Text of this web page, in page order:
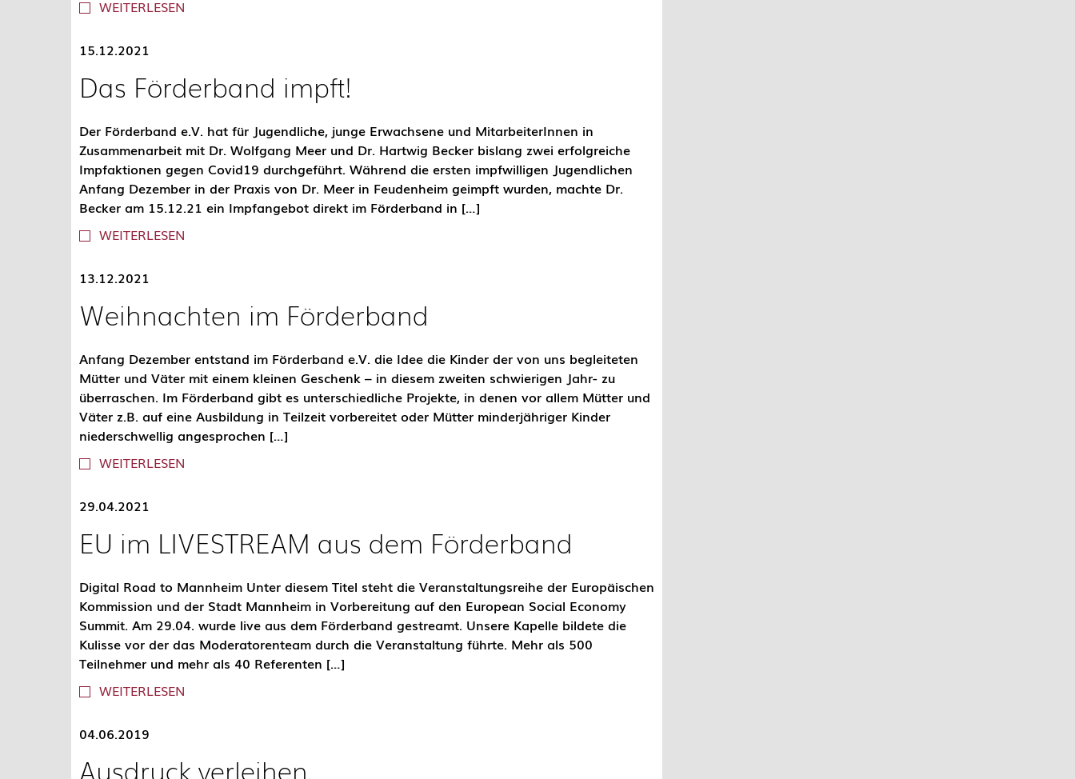
WEITERLESEN
15.12.2021
Das Förderband impft!
Der Förderband e.V. hat für Jugendliche, junge Erwachsene und MitarbeiterInnen in
Zusammenarbeit mit Dr. Wolfgang Meer und Dr. Hartwig Becker bislang zwei erfolgreiche
Impfaktionen gegen Covid19 durchgeführt. Während die ersten impfwilligen Jugendlichen
Anfang Dezember in der Praxis von Dr. Meer in Feudenheim geimpft wurden, machte Dr.
Becker am 15.12.21 ein Impfangebot direkt im Förderband in […]
WEITERLESEN
13.12.2021
Weihnachten im Förderband
Anfang Dezember entstand im Förderband e.V. die Idee die Kinder der von uns begleiteten
Mütter und Väter mit einem kleinen Geschenk – in diesem zweiten schwierigen Jahr- zu
überraschen. Im Förderband gibt es unterschiedliche Projekte, in denen vor allem Mütter und
Väter z.B. auf eine Ausbildung in Teilzeit vorbereitet oder Mütter minderjähriger Kinder
niederschwellig angesprochen […]
WEITERLESEN
29.04.2021
EU im LIVESTREAM aus dem Förderband
Digital Road to Mannheim Unter diesem Titel steht die Veranstaltungsreihe der Europäischen
Kommission und der Stadt Mannheim in Vorbereitung auf den European Social Economy
Summit. Am 29.04. wurde live aus dem Förderband gestreamt. Unsere Kapelle bildete die
Kulisse vor der das Moderatorenteam durch die Veranstaltung führte. Mehr als 500
Teilnehmer und mehr als 40 Referenten […]
WEITERLESEN
04.06.2019
Ausdruck verleihen